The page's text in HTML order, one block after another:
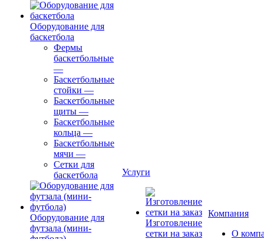
Оборудование для
баскетбола
Фермы
баскетбольные
—
Баскетбольные
стойки —
Баскетбольные
щиты —
Баскетбольные
кольца —
Баскетбольные
мячи —
Сетки для
баскетбола
Оборудование для
футзала (мини-
Услуги
Изготовление
сетки на заказ
Компания
О